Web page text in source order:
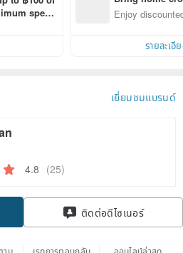
spen
n with ease
Enjoy
รายละเอี
เยี่ยมชมแบรนด์
4.8 (25)
ติดต่อดีไซเนอร์
าม
เรทการตอบกลับ
ออนไลน์ล่าสุด